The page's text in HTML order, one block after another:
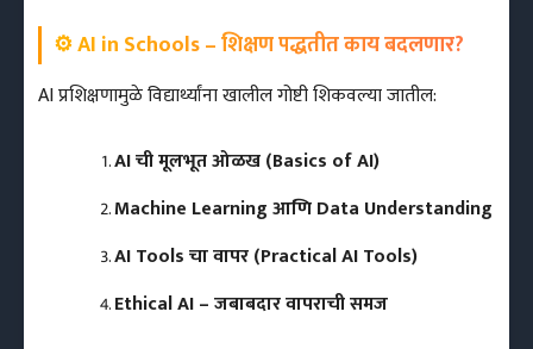
⚙️ AI in Schools – शिक्षण पद्धतीत काय बदलणार?
AI प्रशिक्षणामुळे विद्यार्थ्यांना खालील गोष्टी शिकवल्या जातील:
AI ची मूलभूत ओळख (Basics of AI)
Machine Learning आणि Data Understanding
AI Tools चा वापर (Practical AI Tools)
Ethical AI – जबाबदार वापराची समज